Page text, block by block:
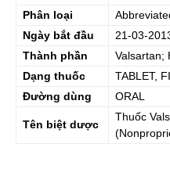
Phân loại
Ngày bắt đầu
21-03-
Thành phần
Valsartan;
Dạng thuốc
TABLET,
Đường dùng
ORAL
Tên biệt dược
Thuốc